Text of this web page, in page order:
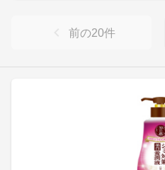
前の20件